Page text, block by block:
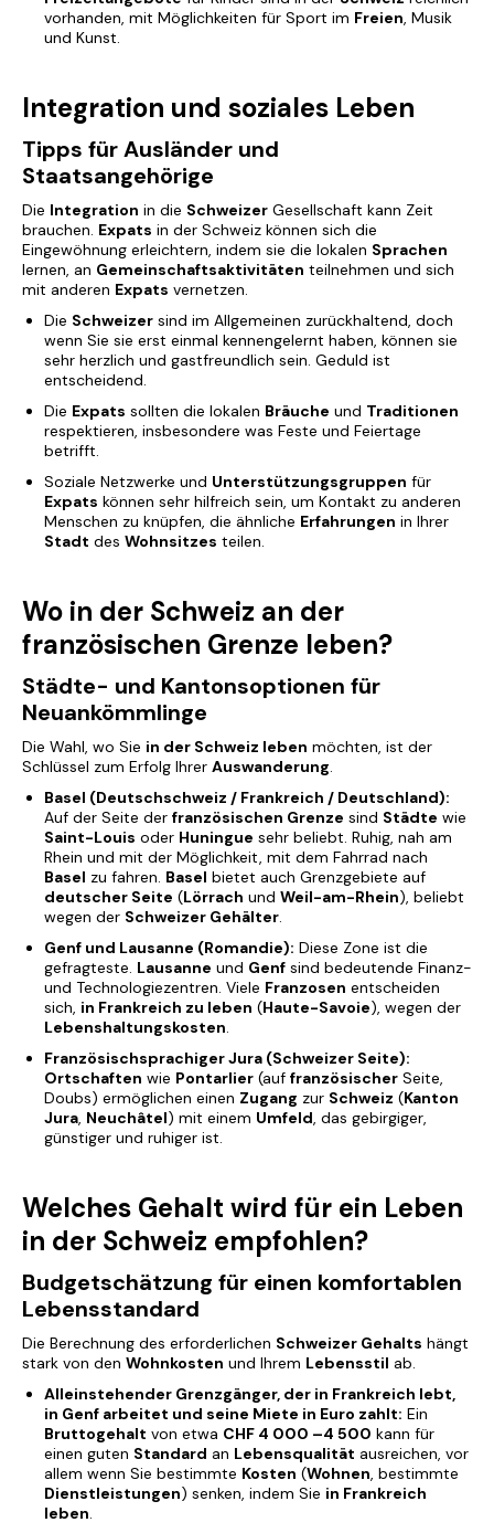
vorhanden, mit Möglichkeiten für Sport im Freien, Musik
und Kunst.
Integration und soziales Leben
Tipps für Ausländer und
Staatsangehörige
Die Integration in die Schweizer Gesellschaft kann Zeit
brauchen. Expats in der Schweiz können sich die
Eingewöhnung erleichtern, indem sie die lokalen Sprachen
lernen, an Gemeinschaftsaktivitäten teilnehmen und sich
mit anderen Expats vernetzen.
Die Schweizer sind im Allgemeinen zurückhaltend, doch
wenn Sie sie erst einmal kennengelernt haben, können sie
sehr herzlich und gastfreundlich sein. Geduld ist
entscheidend.
Die Expats sollten die lokalen Bräuche und Traditionen
respektieren, insbesondere was Feste und Feiertage
betrifft.
Soziale Netzwerke und Unterstützungsgruppen für
Expats können sehr hilfreich sein, um Kontakt zu anderen
Menschen zu knüpfen, die ähnliche Erfahrungen in Ihrer
Stadt des Wohnsitzes teilen.
Wo in der Schweiz an der
französischen Grenze leben?
Städte- und Kantonsoptionen für
Neuankömmlinge
Die Wahl, wo Sie in der Schweiz leben möchten, ist der
Schlüssel zum Erfolg Ihrer Auswanderung.
Basel (Deutschschweiz / Frankreich / Deutschland):
Auf der Seite der französischen Grenze sind Städte wie
Saint-Louis oder Huningue sehr beliebt. Ruhig, nah am
Rhein und mit der Möglichkeit, mit dem Fahrrad nach
Basel zu fahren. Basel bietet auch Grenzgebiete auf
deutscher Seite (Lörrach und Weil-am-Rhein), beliebt
wegen der Schweizer Gehälter.
Genf und Lausanne (Romandie): Diese Zone ist die
gefragteste. Lausanne und Genf sind bedeutende Finanz-
und Technologiezentren. Viele Franzosen entscheiden
sich, in Frankreich zu leben (Haute-Savoie), wegen der
Lebenshaltungskosten.
Französischsprachiger Jura (Schweizer Seite):
Ortschaften wie Pontarlier (auf französischer Seite,
Doubs) ermöglichen einen Zugang zur Schweiz (Kanton
Jura, Neuchâtel) mit einem Umfeld, das gebirgiger,
günstiger und ruhiger ist.
Welches Gehalt wird für ein Leben
in der Schweiz empfohlen?
Budgetschätzung für einen komfortablen
Lebensstandard
Die Berechnung des erforderlichen Schweizer Gehalts hängt
stark von den Wohnkosten und Ihrem Lebensstil ab.
Alleinstehender Grenzgänger, der in Frankreich lebt,
in Genf arbeitet und seine Miete in Euro zahlt: Ein
Bruttogehalt von etwa CHF 4 000 –4 500 kann für
einen guten Standard an Lebensqualität ausreichen, vor
allem wenn Sie bestimmte Kosten (Wohnen, bestimmte
Dienstleistungen) senken, indem Sie in Frankreich
leben.